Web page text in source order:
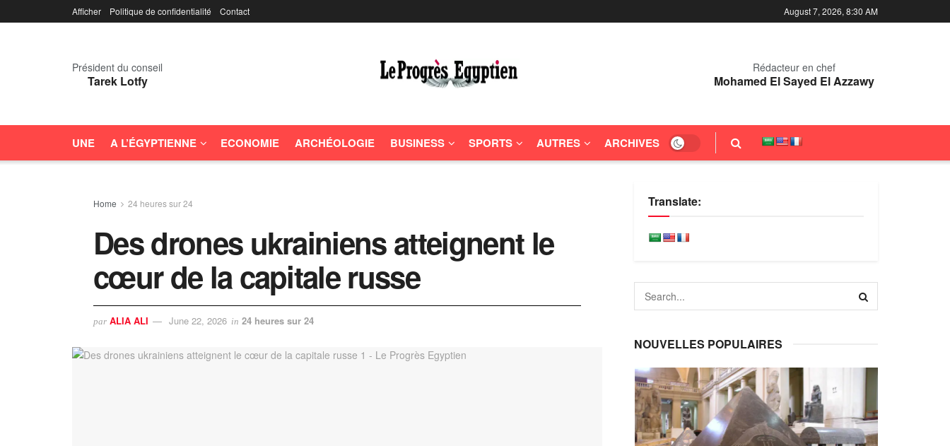
Afficher Politique de confidentialité Contact August 7, 2026, 8:30 AM
Président du conseil
Tarek Lotfy
Rédacteur en chef
Mohamed El Sayed El Azzawy
UNE A L’ÉGYPTIENNE ECONOMIE ARCHÉOLOGIE BUSINESS SPORTS AUTRES ARCHIVES
Home 24 heures sur 24
Des drones ukrainiens atteignent le
cœur de la capitale russe
par ALIA ALI June 22, 2026 in 24 heures sur 24
Translate:
NOUVELLES POPULAIRES